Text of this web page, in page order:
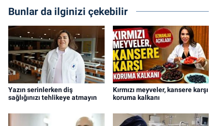
Bunlar da ilginizi çekebilir
Yazın serinlerken diş
sağlığınızı tehlikeye atmayın
Kırmızı meyveler, kansere karşı
koruma kalkanı